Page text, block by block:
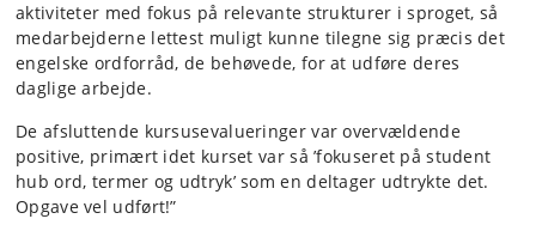
aktiviteter med fokus på relevante strukturer i sproget, så
medarbejderne lettest muligt kunne tilegne sig præcis det
engelske ordforråd, de behøvede, for at udføre deres
daglige arbejde.
De afsluttende kursusevalueringer var overvældende
positive, primært idet kurset var så ’fokuseret på student
hub ord, termer og udtryk’ som en deltager udtrykte det.
Opgave vel udført!”